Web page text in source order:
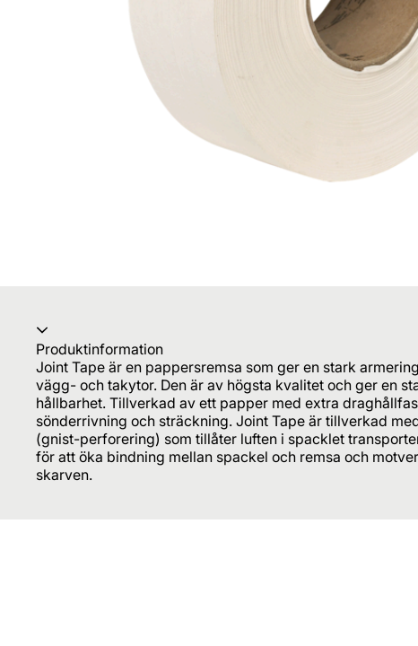
Produktinformation
Joint Tape är en pappersremsa som ger en stark
vägg- och takytor. Den är av högsta kvalitet och ger en
hållbarhet. Tillverkad av ett papper med extra
sönderrivning och sträckning. Joint Tape är tillverkad
(gnist-perforering) som tillåter luften i spacklet
för att öka bindning mellan spackel och remsa och
skarven.